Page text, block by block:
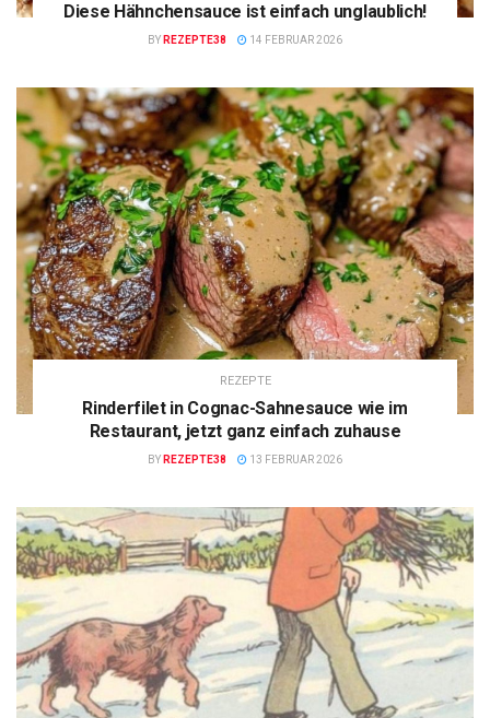
Diese Hähnchensauce ist einfach unglaublich!
BY REZEPTE38 14 FEBRUAR 2026
REZEPTE
Rinderfilet in Cognac-Sahnesauce wie im
Restaurant, jetzt ganz einfach zuhause
BY REZEPTE38 13 FEBRUAR 2026